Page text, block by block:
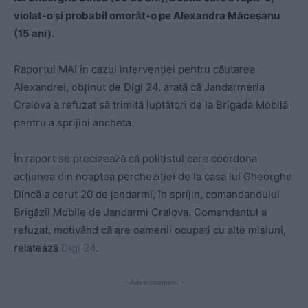
violat-o și probabil omorât-o pe Alexandra Măceșanu
(15 ani).
Raportul MAI în cazul intervenţiei pentru căutarea
Alexandrei, obţinut de Digi 24, arată că Jandarmeria
Craiova a refuzat să trimită luptători de la Brigada Mobilă
pentru a sprijini ancheta.
În raport se precizează că polițistul care coordona
acţiunea din noaptea percheziţiei de la casa lui Gheorghe
Dincă a cerut 20 de jandarmi, în sprijin, comandandului
Brigăzii Mobile de Jandarmi Craiova. Comandantul a
refuzat, motivând că are oamenii ocupaţi cu alte misiuni,
relatează Digi 24.
- Advertisement -